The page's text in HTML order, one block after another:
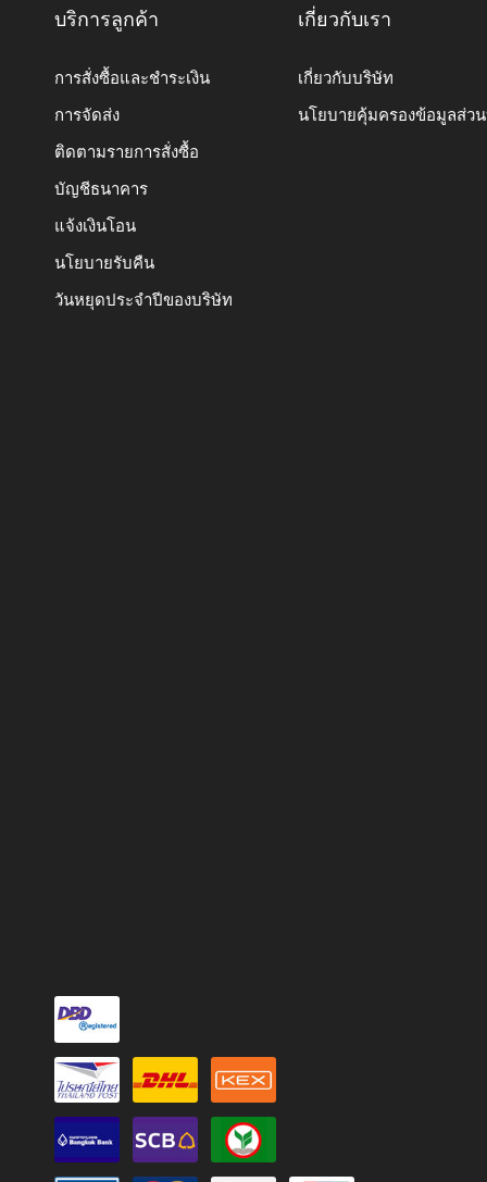
บริการลูกค้า
การสั่งซื้อและชำระเงิน
การจัดส่ง
ติดตามรายการสั่งซื้อ
บัญชีธนาคาร
แจ้งเงินโอน
นโยบายรับคืน
วันหยุดประจำปีของบริษัท
เกี่ยวกับเรา
เกี่ยวกับบริษัท
นโยบายคุ้มครองข้อมูลส่ว